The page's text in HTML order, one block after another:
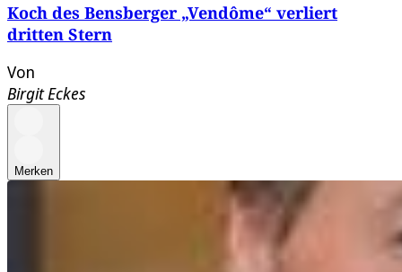
Koch des Bensberger „Vendôme“ verliert
dritten Stern
Von
Birgit Eckes
Merken